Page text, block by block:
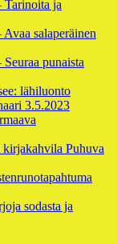
Tarinoita ja
salaperäinen
punaista
lähiluonto
3.5.2023
Puhuva
sodasta ja